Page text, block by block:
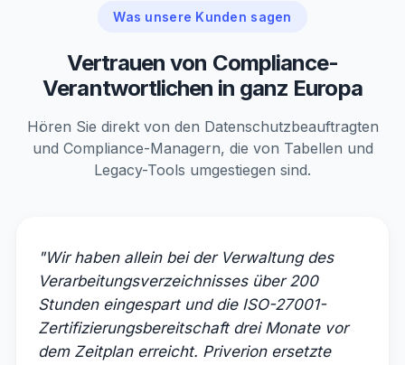
Was unsere Kunden sagen
Vertrauen von Compliance-
Verantwortlichen in ganz Europa
Hören Sie direkt von den Datenschutzbeauftragten
und Compliance-Managern, die von Tabellen und
Legacy-Tools umgestiegen sind.
"Wir haben allein bei der Verwaltung des
Verarbeitungsverzeichnisses über 200
Stunden eingespart und die ISO-27001-
Zertifizierungsbereitschaft drei Monate vor
dem Zeitplan erreicht. Priverion ersetzte